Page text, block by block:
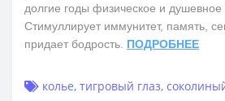
долгие годы физическое и душевное
Cтимуллирует иммунитет, память,
придает бодрость. ПОДРОБНЕЕ
колье, тигровый глаз,